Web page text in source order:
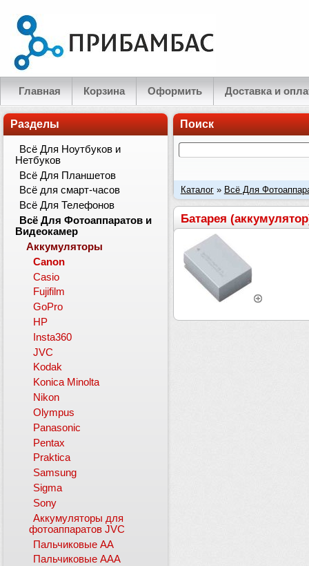
Главная Корзина Оформить Доставка и
Поиск
Каталог» Всё Для
Батарея
Разделы
Всё Для Ноутбуков и
Нетбуков
Всё Для Планшетов
Всё для смарт-часов
Всё Для Телефонов
Всё Для Фотоаппаратов и
Видеокамер
Аккумуляторы
Canon
Casio
Fujifilm
GoPro
HP
Insta360
JVC
Kodak
Konica Minolta
Nikon
Olympus
Panasonic
Pentax
Praktica
Samsung
Sigma
Sony
Аккумуляторы для
фотоаппаратов JVC
Пальчиковые АА
Пальчиковые ААА